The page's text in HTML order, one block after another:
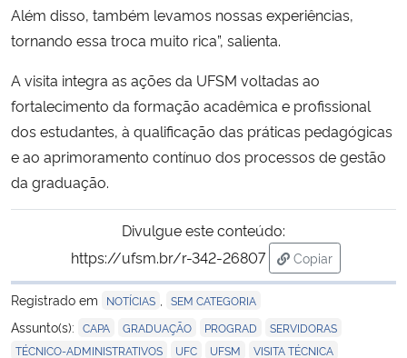
Além disso, também levamos nossas experiências,
tornando essa troca muito rica”, salienta.
A visita integra as ações da UFSM voltadas ao
fortalecimento da formação acadêmica e profissional
dos estudantes, à qualificação das práticas pedagógicas
e ao aprimoramento contínuo dos processos de gestão
da graduação.
Divulgue este conteúdo:
https://ufsm.br/r-342-26807
Copiar
para área de
Registrado em
NOTÍCIAS SEM CATEGORIA
Assunto(s): CAPA GRADUAÇÃO PROGRAD SERVIDORAS
TÉCNICO-ADMINISTRATIVOS UFC UFSM VISITA TÉCNICA